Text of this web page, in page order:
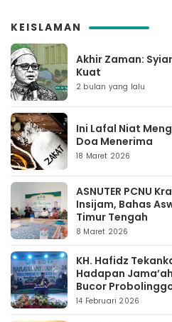
KEISLAMAN
Akhir Zaman:
Kuat
2 bulan yang lalu
Ini Lafal Niat
Doa Menerima
18 Maret 2026
ASNUTER PCNU
Insijam, Bahas
Timur Tengah
8 Maret 2026
KH. Hafidz
Hadapan
Bucor
14 Februari 2026